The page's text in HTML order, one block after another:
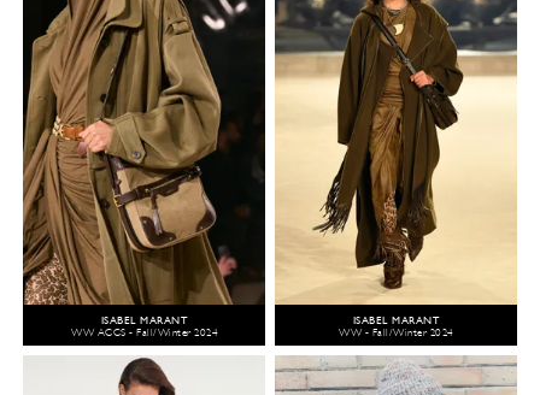
ISABEL MARANT
WW ACCS - Fall/Winter 2024
ISABEL MARANT
WW - Fall/Winter 2024